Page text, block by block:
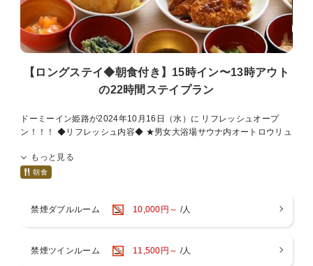
【ロングステイ◆朝食付き】15時イン〜13時アウト
の22時間ステイプラン
ドーミーイン姫路が2024年10月16日（水）に リフレッシュオープ
ン！！！ ◆リフレッシュ内容◆ ★男女大浴場サウナ内オートロウリュ
ェックイン機導入 ★客室カードキー化 ★客室エアコン新調 ★2階レス
トラン改修
可能！ チェックインから最大22時間、ごゆっくりとお寛ぎ頂けます。
止) ◇男女大浴場 内風呂(天然温泉)・露天風呂(天然温泉)・水風
もっと見る
朝食
禁煙ダブルルーム 10,000円～ /人
禁煙ツインルーム 11,500円～ /人